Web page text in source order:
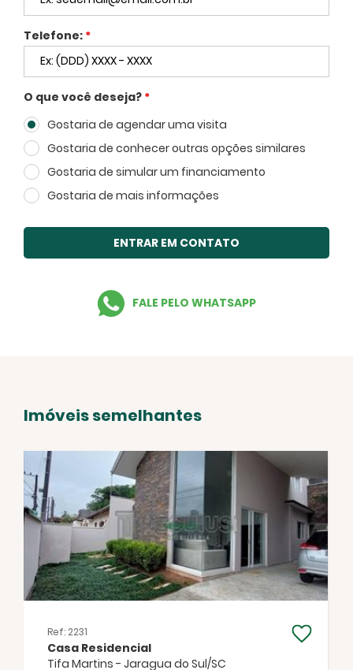
Facebook Twitter WhatsApp
Telefone: *
O que você deseja? *
Gostaria de agendar uma visita
Gostaria de conhecer outras opções similares
Gostaria de simular um financiamento
Gostaria de mais informações
ENTRAR EM CONTATO
FALE PELO WHATSAPP
Voltar
Imóveis semelhantes
Ref: 2231
Casa Residencial
Tifa Martins - Jaragua do Sul/SC